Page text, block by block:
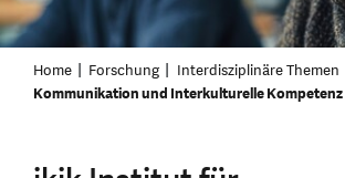
Home Forschung Interdisziplinäre Themen
Kommunikation und Interkulturelle Kompetenz